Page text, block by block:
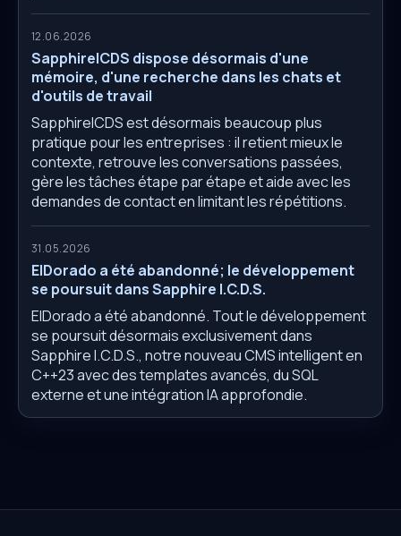
12.06.2026
SapphireICDS dispose désormais d'une
mémoire, d'une recherche dans les chats et
d'outils de travail
SapphireICDS est désormais beaucoup plus
pratique pour les entreprises : il retient mieux le
contexte, retrouve les conversations passées,
gère les tâches étape par étape et aide avec les
demandes de contact en limitant les répétitions.
31.05.2026
ElDorado a été abandonné; le développement
se poursuit dans Sapphire I.C.D.S.
ElDorado a été abandonné. Tout le développement
se poursuit désormais exclusivement dans
Sapphire I.C.D.S., notre nouveau CMS intelligent en
C++23 avec des templates avancés, du SQL
externe et une intégration IA approfondie.